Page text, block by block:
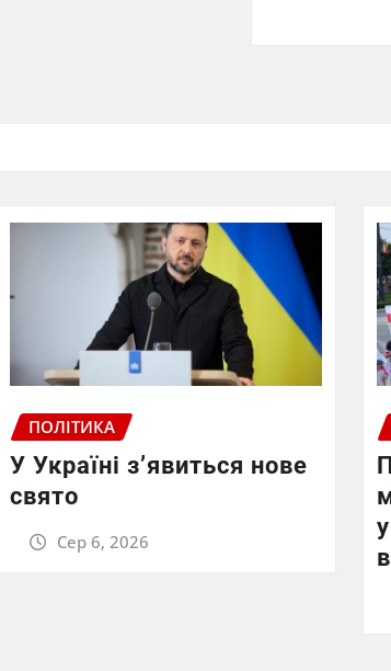
ПОЛІТИКА
У Україні з’явиться нове
свято
Сер 6, 2026